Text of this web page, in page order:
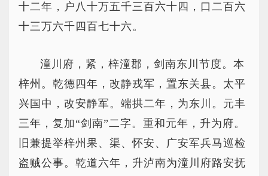
十二年，户八十万五千三百六十四，口二百六
十三万六千四百七十六。
潼川府，紧，梓潼郡，剑南东川节度。本
梓州。乾德四年，改静戎军，置东关县。太平
兴国中，改安静军。端拱二年，为东川。元丰
三年，复加“剑南”二字。重和元年，升为府。
旧兼提举梓州果、渠、怀安、广安军兵马巡检
盗贼公事。乾道六年，升泸南为潼川府路安抚